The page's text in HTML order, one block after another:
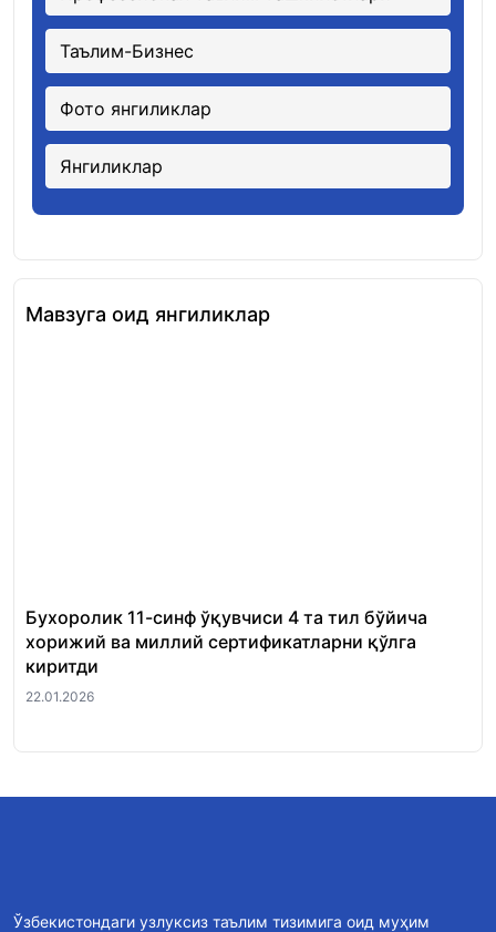
Таълим-Бизнес
Фото янгиликлар
Янгиликлар
Мавзуга оид янгиликлар
Бухоролик 11-синф ўқувчиси 4 та тил бўйича
хорижий ва миллий сертификатларни қўлга
киритди
22.01.2026
Ўзбекистондаги узлуксиз таълим тизимига оид муҳим